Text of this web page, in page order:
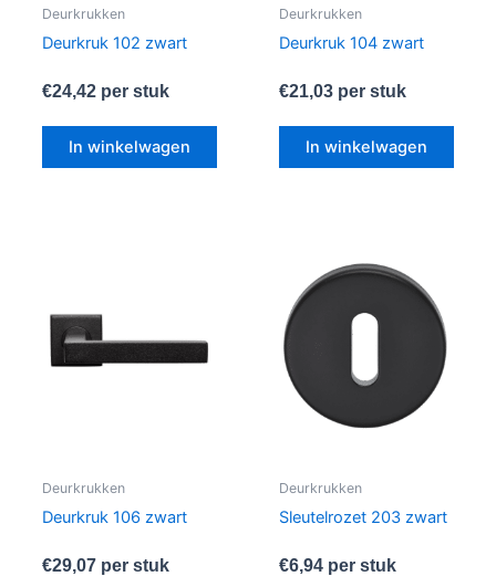
Deurkrukken
Deurkruk 102 zwart
€24,42per stuk
In winkelwagen
Deurkrukken
Deurkruk 104 zwart
€21,03per stuk
In winkelwagen
Deurkrukken
Deurkruk 106 zwart
€29,07per stuk
Deurkrukken
Sleutelrozet 203 zwart
€6,94per stuk